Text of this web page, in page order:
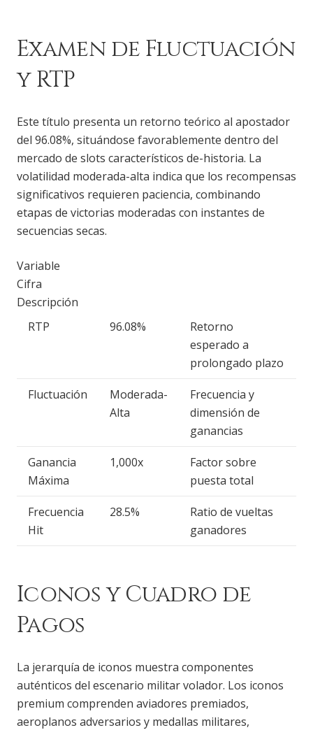
Examen de Fluctuación
y RTP
Este título presenta un retorno teórico al apostador
del 96.08%, situándose favorablemente dentro del
mercado de slots característicos de-historia. La
volatilidad moderada-alta indica que los recompensas
significativos requieren paciencia, combinando
etapas de victorias moderadas con instantes de
secuencias secas.
Variable
Cifra
Descripción
RTP
96.08%
Retorno
esperado a
prolongado plazo
Fluctuación
Moderada-
Alta
Frecuencia y
dimensión de
ganancias
Ganancia
Máxima
1,000x
Factor sobre
puesta total
Frecuencia
Hit
28.5%
Ratio de vueltas
ganadores
Iconos y Cuadro de
Pagos
La jerarquía de iconos muestra componentes
auténticos del escenario militar volador. Los iconos
premium comprenden aviadores premiados,
aeroplanos adversarios y medallas militares,